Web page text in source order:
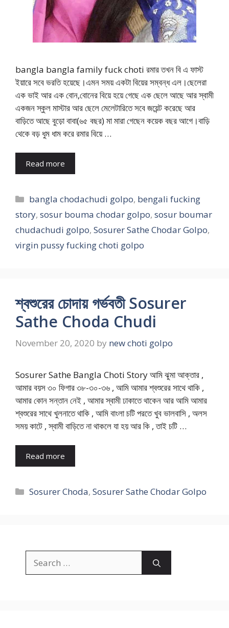
bangla bangla family fuck choti রমার তখন বি এ ফাস্ট
ইয়ারে সবে ভরতি হয়েছে।এমন সময় একটা বিয়ের সম্বন্ধ এল।ছেলেরা
এক ভাই আর এক বোন,বোনের বিয়ে হয়ে গেছে এক ছেলে আছে আর স্বামী
একজন স্কুল মাস্টার আর ছেলে মেলেটারিতে সবে জয়েন্ট করেছে আর
বাড়িতে আছে বুড়ো বাবা(৬৫ বছর) মা মারা গেছেন কয়েক বছর আগে।বাড়ি
থেকে বড় ধুম ধাম করে রমার বিয়ে …
Read more
Categories
bangla chodachudi golpo, bengali fucking
story, sosur bouma chodar golpo, sosur boumar
chudachudi golpo, Sosurer Sathe Chodar Golpo,
virgin pussy fucking choti golpo
শ্বশুরের চোদায় গর্ভবতী Sosurer
Sathe Choda Chudi
November 20, 2020 by new choti golpo
Sosurer Sathe Bangla Choti Story আমি ঝুমা আক্তার ,
আমার বয়স ৩০ ফিগার ৩৮-৩০-৩৬ , আমি আমার শ্বশুরের সাথে থাকি ,
আমার কোন সন্তান নেই , আমার স্বামী ঢাকাতে থাকেন আর আমি আমার
শ্বশুরের সাথে খুলনাতে থাকি , আমি বাংলা চটি পরতে খুব ভালবাসি , অলস
সময় কাটে , স্বামী বাড়িতে না থাকলে যা হয় আর কি , তাই চটি …
Read more
Categories
Sosurer Choda,Sosurer Sathe Chodar Golpo
for: